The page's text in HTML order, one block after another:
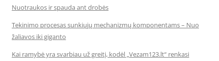
Nuotraukos ir spauda ant drobės
Tekinimo procesas sunkiųjų mechanizmų komponentams – Nuo
žaliavos iki giganto
Kai ramybė yra svarbiau už greitį, kodėl „Vezam123.lt“ renkasi